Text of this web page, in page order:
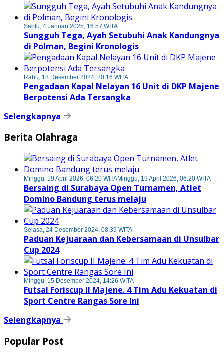
Sabtu, 4 Januari 2025, 16:57 WITA
Sungguh Tega, Ayah Setubuhi Anak Kandungnya
di Polman, Begini Kronologis
Rabu, 18 Desember 2024, 20:16 WITA
Pengadaan Kapal Nelayan 16 Unit di DKP Majene
Berpotensi Ada Tersangka
Selengkapnya
Berita Olahraga
Minggu, 19 April 2026, 06:20 WITAMinggu, 19 April 2026, 06:20 WITA
Bersaing di Surabaya Open Turnamen, Atlet
Domino Bandung terus melaju
Selasa, 24 Desember 2024, 08:39 WITA
Paduan Kejuaraan dan Kebersamaan di Unsulbar
Cup 2024
Minggu, 15 Desember 2024, 14:26 WITA
Futsal Foriscup II Majene. 4 Tim Adu Kekuatan di
Sport Centre Rangas Sore Ini
Selengkapnya
Popular Post